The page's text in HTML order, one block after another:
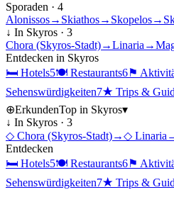
Sporaden · 4
Alonissos→ Skiathos→ Skopelos→
↓ In Skyros · 3
Chora (Skyros-Stadt)→Linaria →
Entdecken in Skyros
🛏 Hotels5🍽 Restaurants6⚑
Sehenswürdigkeiten7★ Trips &
⊕ErkundenTop in Skyros▾
↓ In Skyros · 3
◇ Chora (Skyros-Stadt)→◇ Linaria
Entdecken
🛏 Hotels5🍽 Restaurants6⚑
Sehenswürdigkeiten7★ Trips &